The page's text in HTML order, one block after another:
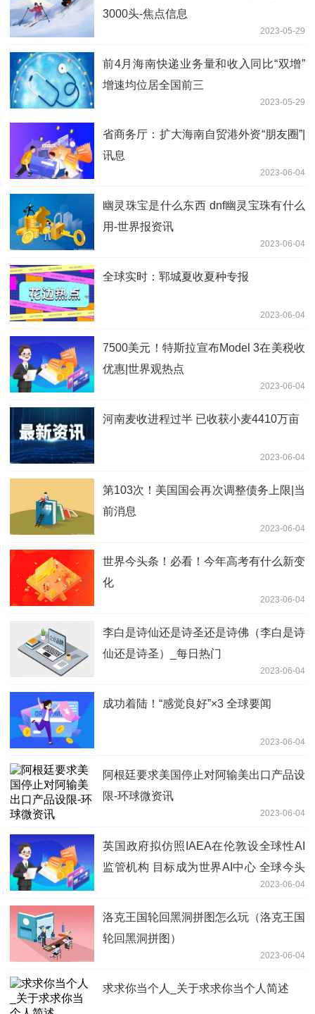
3000头-焦点信息
2023-05-29
前4月海南快递业务量和收入同比“双增”
增速均位居全国前三
2023-05-29
省商务厅：扩大海南自贸港外资“朋友圈”|
讯息
2023-06-04
幽灵珠宝是什么东西 dnf幽灵宝珠有什么
用-世界报资讯
2023-06-04
全球实时：郓城夏收夏种专报
2023-06-04
7500美元！特斯拉宣布Model 3在美税收
优惠|世界观热点
2023-06-04
河南麦收进程过半 已收获小麦4410万亩
2023-06-04
第103次！美国国会再次调整债务上限|当
前消息
2023-06-04
世界今头条！必看！今年高考有什么新变
化
2023-06-04
李白是诗仙还是诗圣还是诗佛（李白是诗
仙还是诗圣）_每日热门
2023-06-04
成功着陆！“感觉良好”×3 全球要闻
2023-06-04
阿根廷要求美国停止对阿输美出口产品设
限-环球微资讯
2023-06-04
英国政府拟仿照IAEA在伦敦设全球性AI
监管机构 目标成为世界AI中心 全球今头
2023-06-04
洛克王国轮回黑洞拼图怎么玩（洛克王国
轮回黑洞拼图）
2023-06-04
求求你当个人_关于求求你当个人简述